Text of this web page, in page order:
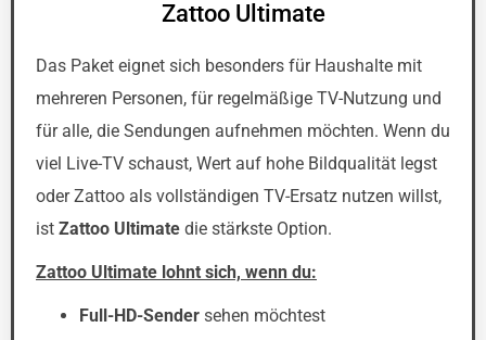
Zattoo Ultimate
Das Paket eignet sich besonders für Haushalte mit
mehreren Personen, für regelmäßige TV-Nutzung und
für alle, die Sendungen aufnehmen möchten. Wenn du
viel Live-TV schaust, Wert auf hohe Bildqualität legst
oder Zattoo als vollständigen TV-Ersatz nutzen willst,
ist Zattoo Ultimate die stärkste Option.
Zattoo Ultimate lohnt sich, wenn du:
Full-HD-Sender sehen möchtest